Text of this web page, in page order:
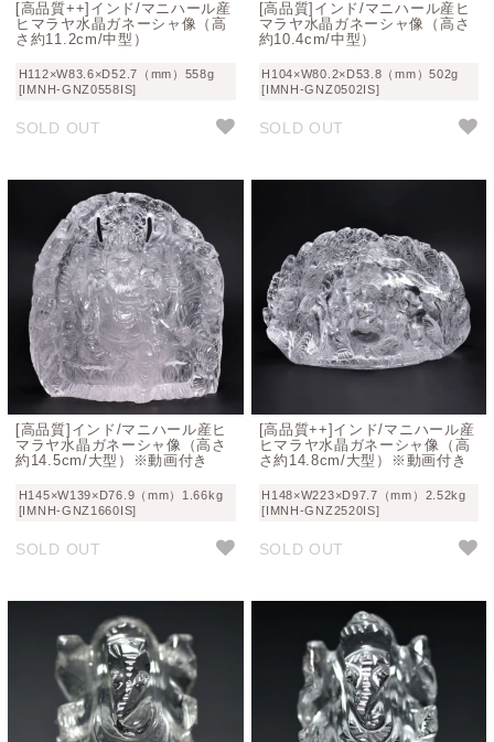
[高品質++]インド/マニハール産
ヒマラヤ水晶ガネーシャ像（高
さ約11.2cm/中型）
H112×W83.6×D52.7（mm）558g
[IMNH-GNZ0558IS]
SOLD OUT
[高品質]インド/マニハール産ヒ
マラヤ水晶ガネーシャ像（高さ
約10.4cm/中型）
H104×W80.2×D53.8（mm）502g
[IMNH-GNZ0502IS]
SOLD OUT
[高品質]インド/マニハール産ヒ
マラヤ水晶ガネーシャ像（高さ
約14.5cm/大型）※動画付き
H145×W139×D76.9（mm）1.66kg
[IMNH-GNZ1660IS]
SOLD OUT
[高品質++]インド/マニハール産
ヒマラヤ水晶ガネーシャ像（高
さ約14.8cm/大型）※動画付き
H148×W223×D97.7（mm）2.52kg
[IMNH-GNZ2520IS]
SOLD OUT